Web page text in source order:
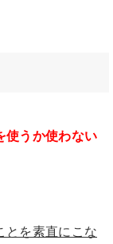
使うか使わない
とを素直にこな